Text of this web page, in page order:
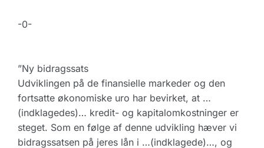
-0-
”Ny bidragssats
Udviklingen på de finansielle markeder og den
fortsatte økonomiske uro har bevirket, at …
(indklagedes)… kredit- og kapitalomkostninger er
steget. Som en følge af denne udvikling hæver vi
bidragssatsen på jeres lån i …(indklagede)…, og